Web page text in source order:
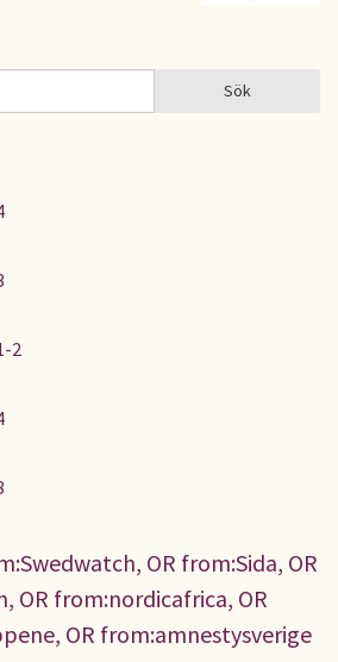
Sök
2
OR from:Sida, OR
OR from:nordicafrica, OR
OR from:amnestysverige